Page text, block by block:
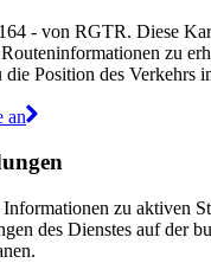
- von RGTR. Diese
zu
Position des Verkehrs
an
zu aktiven
des Dienstes auf der